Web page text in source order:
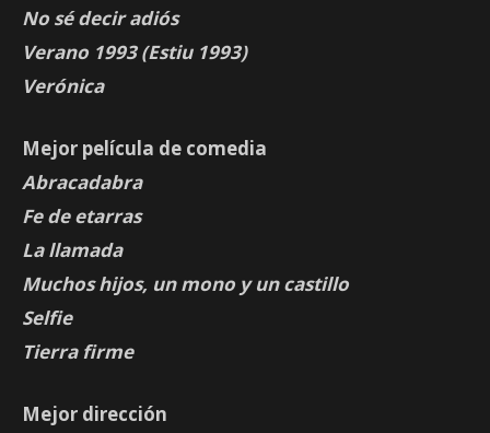
No sé decir adiós
Verano 1993 (Estiu 1993)
Verónica
Mejor película de comedia
Abracadabra
Fe de etarras
La llamada
Muchos hijos, un mono y un castillo
Selfie
Tierra firme
Mejor dirección